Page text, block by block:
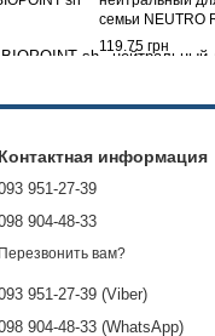
семьи NEUTRO
sh prot.quotid.
119.75 грн
Контактная информация
951-27-39
904-48-33
Перезвонить вам?
951-27-39 (Viber)
904-48-33 (WhatsApp)